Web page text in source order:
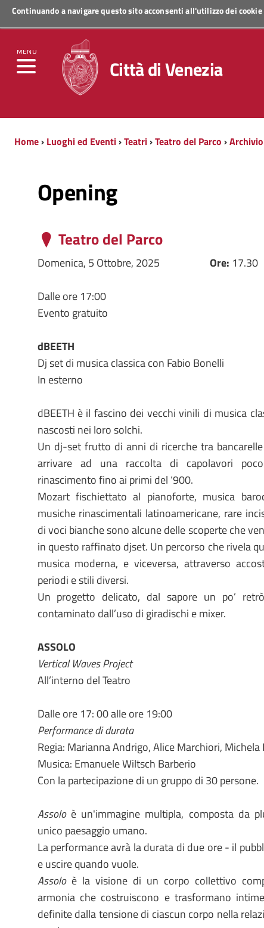
Continuando a navigare questo sito acconsenti all'utilizzo dei
MENU
Regione Veneto
Città di Venezia
Home› Luoghi ed Eventi›Teatri›Teatro del Parco ›Archivio
Opening
Teatro del Parco
Domenica, 5 Ottobre, 2025 Ore: 17.30
Dalle ore 17:00
Evento gratuito
dBEETH
Dj set di musica classica con Fabio Bonelli
In esterno
dBEETH è il fascino dei vecchi vinili di musica
nascosti nei loro solchi.
Un dj-set frutto di anni di ricerche tra bancarelle
arrivare ad una raccolta di capolavori
rinascimento fino ai primi del ‘900.
Mozart fischiettato al pianoforte, musica
musiche rinascimentali latinoamericane, rare
di voci bianche sono alcune delle scoperte che
in questo raffinato djset. Un percorso che rivela
musica moderna, e viceversa, attraverso
periodi e stili diversi.
Un progetto delicato, dal sapore un po’
contaminato dall’uso di giradischi e mixer.
ASSOLO
Vertical Waves Project
All’interno del Teatro
Dalle ore 17: 00 alle ore 19:00
Performance di durata
Regia: Marianna Andrigo, Alice Marchiori, Michela
Musica: Emanuele Wiltsch Barberio
Con la partecipazione di un gruppo di 30 persone.
Assoloè un'immagine multipla, composta da
unico paesaggio umano.
La performance avrà la durata di due ore - il
e uscire quando vuole.
Assoloè la visione di un corpo collettivo
armonia che costruiscono e trasformano
definite dalla tensione di ciascun corpo nella